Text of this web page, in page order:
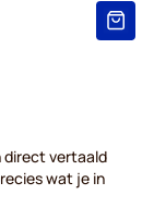
direct vertaald
wat je in